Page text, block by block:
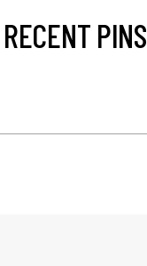
RECENT PINS